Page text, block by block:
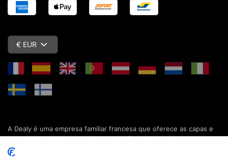
€ EUR
A Dealy é uma empresa familiar francesa que oferece as capas e
acessórios mais baratos do mercado. Descubra todas as nossas
colecções de capas, estojos, protecções de ecrã e acessórios